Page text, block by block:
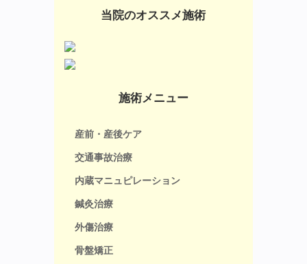
当院のオススメ施術
施術メニュー
産前・産後ケア
交通事故治療
内蔵マニュピレーション
鍼灸治療
外傷治療
骨盤矯正